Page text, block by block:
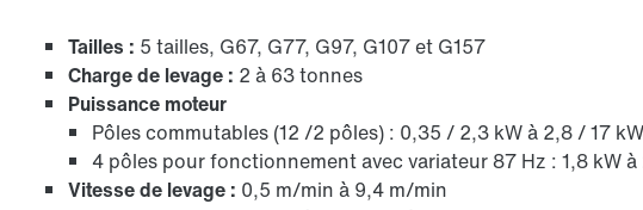
Protection de surface
Tailles : 5 tailles, G67, G77, G97, G107 et G157
Charge de levage : 2 à 63 tonnes
Puissance moteur
Pôles commutables (12 /2 pôles) : 0,35 / 2,3 kW à 2,8 / 17 kW
4 pôles pour fonctionnement avec variateur 87 Hz : 1,8 kW à
Vitesse de levage : 0,5 m/min à 9,4 m/min